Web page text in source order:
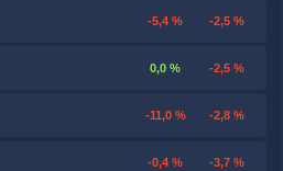
-5,4 % -2,5 %
0,0 % -2,5 %
-11,0 % -2,8 %
-0,4 % -3,7 %